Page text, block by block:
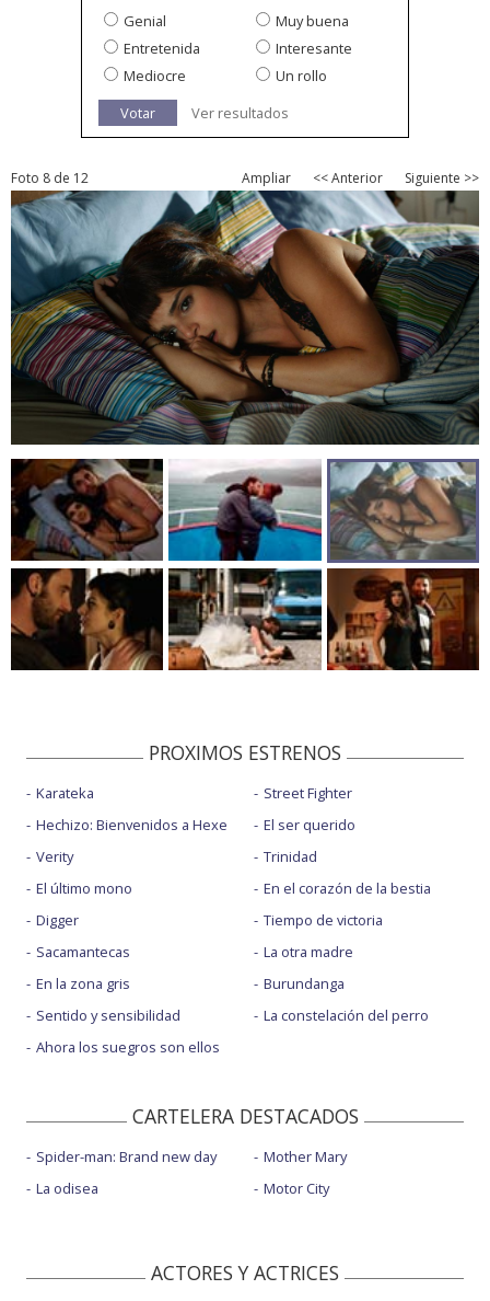
Genial
Muy buena
Entretenida
Interesante
Mediocre
Un rollo
Votar
Ver resultados
Foto 8 de 12 Ampliar << Anterior Siguiente >>
PROXIMOS ESTRENOS
Karateka
Hechizo: Bienvenidos a Hexe
Verity
El último mono
Digger
Sacamantecas
En la zona gris
Sentido y sensibilidad
Ahora los suegros son ellos
Street Fighter
El ser querido
Trinidad
En el corazón de la bestia
Tiempo de victoria
La otra madre
Burundanga
La constelación del perro
CARTELERA DESTACADOS
Spider-man: Brand new day
La odisea
Mother Mary
Motor City
ACTORES Y ACTRICES